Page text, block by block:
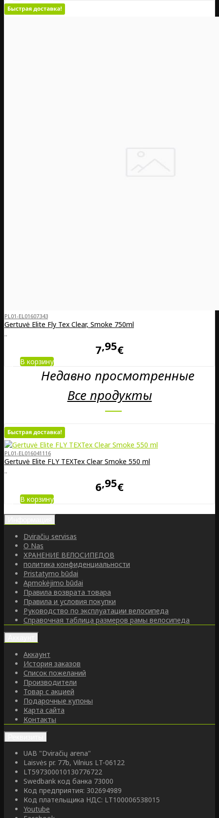
PL01-EL01607343
Gertuvė Elite Fly Tex Clear, Smoke 750ml
..
7 95€
В корзину
Недавно просмотренные
Все продукты
PL01-EL016041116
Gertuvė Elite FLY TEXTex Clear Smoke 550 ml
..
6 95€
В корзину
Dviračių servisas
O Nas
ХРАНЕНИЕ ВЕЛОСИПЕДОВ
политика конфиденциальности
Pristatymo būdai
Apmokėjimo būdai
Правила возврата товара
Правила и условия покупки
Руководство по эксплуатации велосипеда
Справочная таблица размеров рамы велосипеда
Аккаунт
История заказов
Список пожеланий
Производители
Товар с акцией
Подарочные купоны
Карта сайта
Контакты
UAB "Dviračių arena"
Laisvės pr. 77b, Vilnius LT-06122
LT597300010130776722
Swedbank код банка 73000
Код предприятия: 302694989
Код плательщика НДС: LT100006538015
Youtube